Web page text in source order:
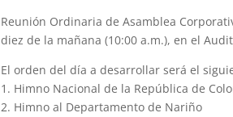
Reunión Ordinaria de Asamblea
diez de la mañana (10:00 a.m.), en el
El orden del día a desarrollar será el
1. Himno Nacional de la República de
2. Himno al Departamento de Nariño